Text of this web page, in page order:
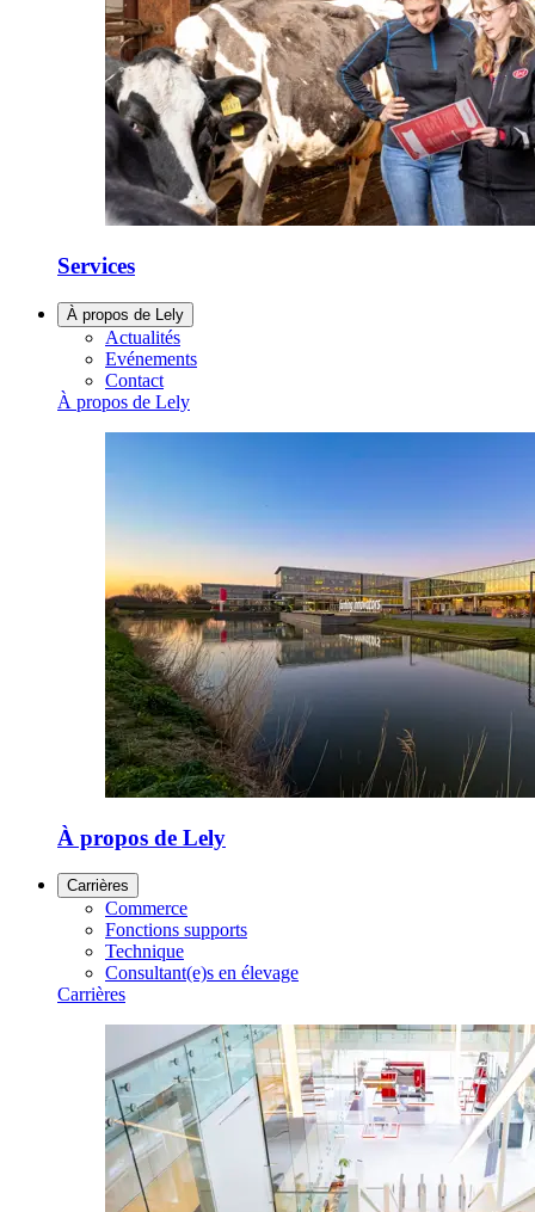
Services
À propos de Lely
Actualités
Evénements
Contact
À propos de Lely
À propos de Lely
Carrières
Commerce
Fonctions supports
Technique
Consultant(e)s en élevage
Carrières